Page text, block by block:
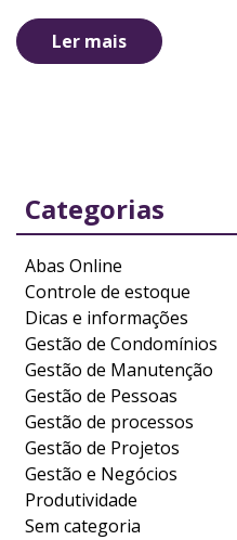
Ler mais
Categorias
Abas Online
Controle de estoque
Dicas e informações
Gestão de Condomínios
Gestão de Manutenção
Gestão de Pessoas
Gestão de processos
Gestão de Projetos
Gestão e Negócios
Produtividade
Sem categoria